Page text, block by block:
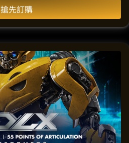
搶先訂購